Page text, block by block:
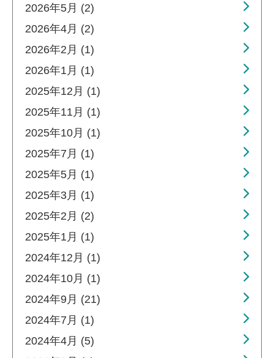
2026年5月 (2)
2026年4月 (2)
2026年2月 (1)
2026年1月 (1)
2025年12月 (1)
2025年11月 (1)
2025年10月 (1)
2025年7月 (1)
2025年5月 (1)
2025年3月 (1)
2025年2月 (2)
2025年1月 (1)
2024年12月 (1)
2024年10月 (1)
2024年9月 (21)
2024年7月 (1)
2024年4月 (5)